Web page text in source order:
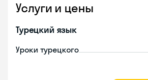
Услуги и цены
Турецкий язык
Уроки турецкого